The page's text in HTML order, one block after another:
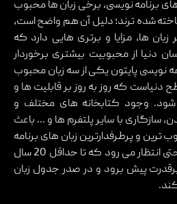
برنامه نویسی، برخی زبان ها محبوب
شده ترند؛ دلیل آن هم واضح است،
ها، مزایا و برتری هایی دارد که
دنیا از محبوبیت بیشتری برخوردار
نویسی پایتون یکی از سه زبان محبوب
دنیاست که روز به روز بر قابلیت ها و
شود. وجود کتابخانه های مختلف و
سازگاری با سایر پلتفرم ها و … باعث
ترین و پرطرفدارترین زبان های برنامه
نویسی در دنیا تبدیل شود. حتی انتظار می رود که تا حداقل 20 سال
پرقدرت پیش برود و در صدر جدول زبان